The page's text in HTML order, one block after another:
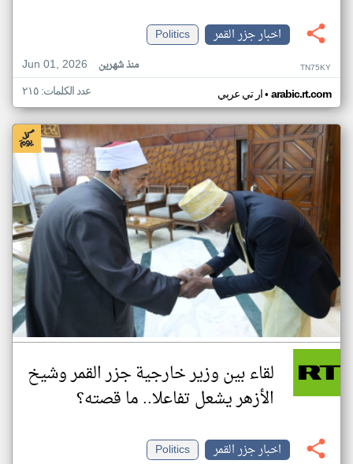
اخبار جزر القمر
Politics
Jun 01, 2026
منذ شهرين TN75KY
ار تي عربي• arabic.rt.com عدد الكلمات: ٢١٥
لقاء بين وزير خارجية جزر القمر وشيخ
الأزهر يشعل تفاعلا.. ما قصته؟
اخبار جزر القمر
Politics